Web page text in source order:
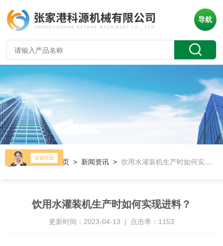
导航
当前位置：首页 > 新闻资讯 >饮用水灌装机生产时如何实现进料？
饮用水灌装机生产时如何实现进料？
更新时间：2023-04-13 | 点击率：1153